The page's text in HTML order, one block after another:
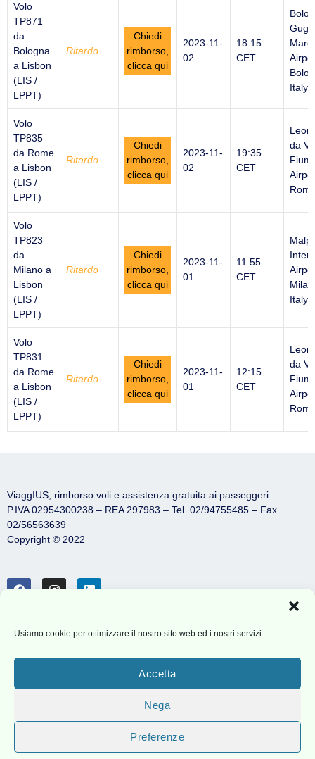
Usiamo cookie per ottimizzare il nostro sito web ed i nostri servizi.
Accetta
Nega
Preferenze
Volo
TP871
da
Bologna
a Lisbon
(LIS /
LPPT)
Ritardo
Chiedi
rimborso,
clicca qui
2023-11-
02
18:15
CET
Italy
Volo
TP835
da Rome
a Lisbon
(LIS /
LPPT)
Ritardo
Chiedi
rimborso,
clicca qui
2023-11-
02
19:35
CET
da
Volo
TP823
da
Milano a
Lisbon
(LIS /
LPPT)
Ritardo
Chiedi
rimborso,
clicca qui
2023-11-
01
11:55
CET
Italy
Volo
TP831
da Rome
a Lisbon
(LIS /
LPPT)
Ritardo
Chiedi
rimborso,
clicca qui
2023-11-
01
12:15
CET
da
ViaggIUS, rimborso voli e assistenza gratuita ai passeggeri
P.IVA 02954300238 – REA 297983 – Tel. 02/94755485 – Fax
02/56563639
Copyright © 2022
Privacy Policy